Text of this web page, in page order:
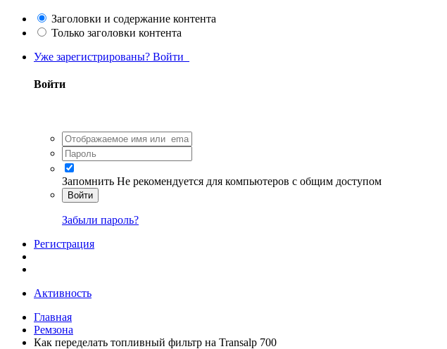
Заголовки и содержание контента
Только заголовки контента
Уже зарегистрированы? Войти
Войти
Запомнить Не рекомендуется для компьютеров с общим доступом
Войти
Забыли пароль?
Регистрация
Активность
Главная
Ремзона
Как переделать топливный фильтр на Transalp 700